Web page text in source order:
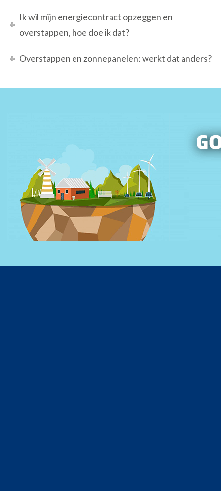
Ik wil mijn energiecontract opzeggen en
overstappen, hoe doe ik dat?
Overstappen en zonnepanelen: werkt dat anders?